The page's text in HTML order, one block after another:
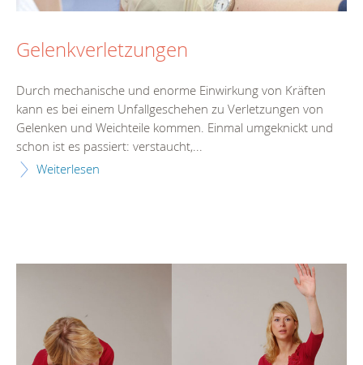
Gelenkverletzungen
Durch mechanische und enorme Einwirkung von Kräften
kann es bei einem Unfallgeschehen zu Verletzungen von
Gelenken und Weichteile kommen. Einmal umgeknickt und
schon ist es passiert: verstaucht,...
Weiterlesen